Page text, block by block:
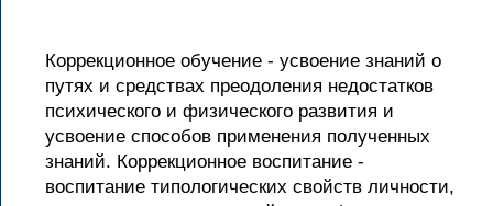
Коррекционное обучение - усвоение знаний о
путях и средствах преодоления недостатков
психического и физического развития и
усвоение способов применения полученных
знаний. Коррекционное воспитание -
воспитание типологических свойств личности,